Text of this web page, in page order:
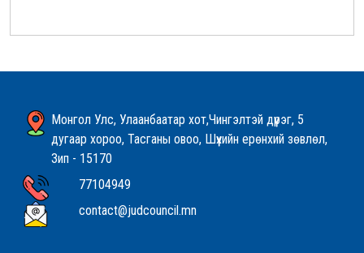
Монгол Улс, Улаанбаатар хот,Чингэлтэй дүүрэг, 5
дугаар хороо, Тасганы овоо, Шүүхийн ерөнхий зөвлөл,
Зип - 15170
77104949
contact@judcouncil.mn